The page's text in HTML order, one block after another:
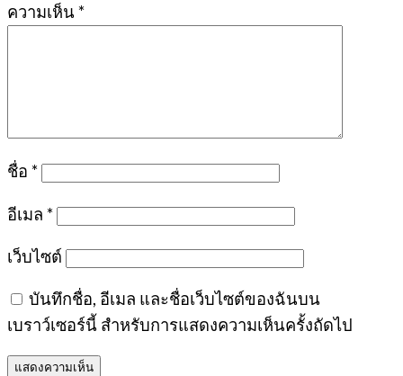
ความเห็น *
ชื่อ *
อีเมล *
เว็บไซต์
บันทึกชื่อ, อีเมล และชื่อเว็บไซต์ของฉันบน
เบราว์เซอร์นี้ สำหรับการแสดงความเห็นครั้งถัดไป